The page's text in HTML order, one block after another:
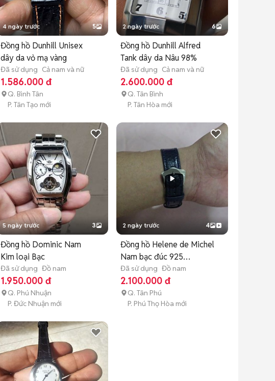
4 ngày trước 5
Đồng hồ Dunhill Unisex
dây da vỏ mạ vàng
Đã sử dụng Cả nam và nữ
1.586.000 đ
Q. Bình Tân
P. Tân Tạo mới
2 ngày trước 6
Đồng hồ Dunhill Alfred
Tank dây da Nâu 98%
Đã sử dụng Cả nam và nữ
2.600.000 đ
Q. Tân Bình
P. Tân Hòa mới
5 ngày trước 3
Đồng hồ Dominic Nam
Kim loại Bạc
Đã sử dụng Đồ nam
1.950.000 đ
Q. Phú Nhuận
P. Đức Nhuận mới
2 ngày trước 4
Đồng hồ Helene de Michel
Nam bạc đúc 925
25x32mm
Đã sử dụng Đồ nam
2.100.000 đ
Q. Tân Phú
P. Phú Thọ Hòa mới